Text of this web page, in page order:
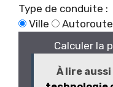
Type de conduite :
Ville
Autoroute
Calculer la
À lire aussi